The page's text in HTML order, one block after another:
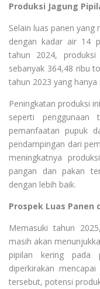
Produksi Jagung
Selain luas panen
dengan kadar air 14
tahun 2024,
sebanyak 364,48 ribu
tahun 2023 yang
Peningkatan produksi
seperti penggunaan
pemanfaatan pupuk
pendampingan dari
meningkatnya
pangan dan pakan
dengan lebih baik.
Prospek Luas Panen
Memasuki tahun
masih akan
pipilan kering pada
diperkirakan
tersebut, potensi